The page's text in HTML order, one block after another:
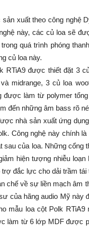
xuất theo công nghệ
này, các củ loa sẽ
quá trình phóng
củ loa này.
RTiA9 được thiết đặt 3
midrange, 3 củ loa
được làm từ polymer
đến những âm bass rõ
nhà sản xuất ứng
Công nghệ này chính
của loa. Những cổng
hiện tượng nhiễu
trợ đắc lực cho dải trầm
chế về sự liền mạch âm
của hãng audio Mỹ này
mẫu loa cột Polk
làm từ 6 lớp MDF được